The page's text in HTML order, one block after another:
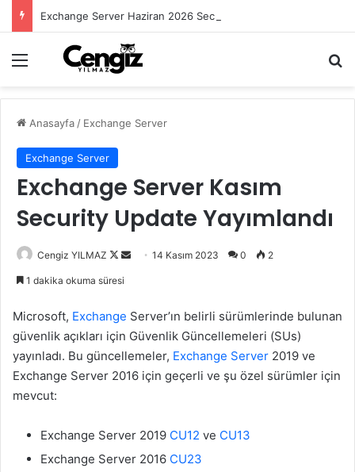
Menü
Anasayfa / Exchange Server
Exchange Server
Exchange Server Kasım
Security Update Yayımlandı
Cengiz YILMAZ
Follow
Bir
göndermek
14 Kasım 2023 0 2
1 dakika okuma süresi
Microsoft, Exchange Server’ın belirli sürümlerinde bulunan
güvenlik açıkları için Güvenlik Güncellemeleri (SUs)
yayınladı. Bu güncellemeler, Exchange Server 2019 ve
Exchange Server 2016 için geçerli ve şu özel sürümler için
mevcut:
Exchange Server 2019 CU12 ve CU13
Exchange Server 2016 CU23